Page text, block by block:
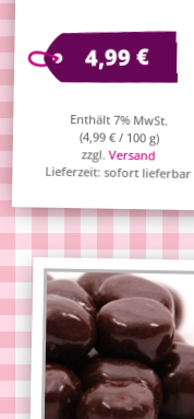
4,99€
Enthält 7% MwSt.
(4,99€/ 100 g)
zzgl.Versand
Lieferzeit: sofort lieferbar